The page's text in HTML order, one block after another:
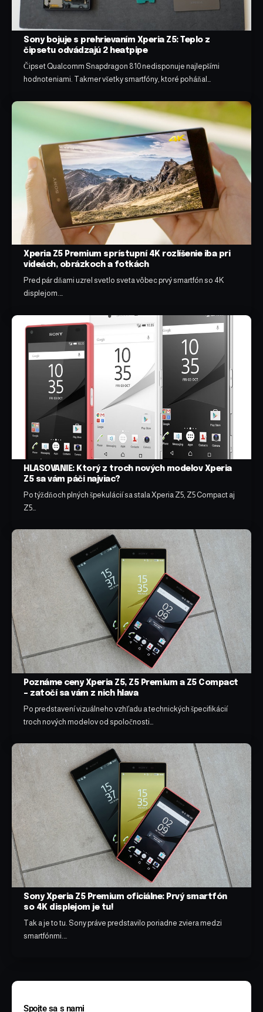
Sony bojuje s prehrievaním Xperia Z5: Teplo z
čipsetu odvádzajú 2 heatpipe
Čipset Qualcomm Snapdragon 810 nedisponuje najlepšími
hodnoteniami. Takmer všetky smartfóny, ktoré poháňal…
Xperia Z5 Premium sprístupní 4K rozlíšenie iba pri
videách, obrázkoch a fotkách
Pred pár dňami uzrel svetlo sveta vôbec prvý smartfón so 4K
displejom.…
HLASOVANIE: Ktorý z troch nových modelov Xperia
Z5 sa vám páči najviac?
Po týždňoch plných špekulácií sa stala Xperia Z5, Z5 Compact aj
Z5…
Poznáme ceny Xperia Z5, Z5 Premium a Z5 Compact
– zatočí sa vám z nich hlava
Po predstavení vizuálneho vzhľadu a technických špecifikácií
troch nových modelov od spoločnosti…
Sony Xperia Z5 Premium oficiálne: Prvý smartfón
so 4K displejom je tu!
Tak a je to tu. Sony práve predstavilo poriadne zviera medzi
smartfónmi.…
Spojte sa s nami